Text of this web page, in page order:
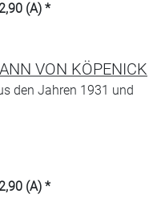
(A) *
VON KÖPENICK
den Jahren 1931 und
(A) *